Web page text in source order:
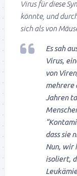
Virus für diese
könnte, und
sich als von
Es sah
Virus,
von
mehrere
Jahren
dass sie
Nun, wir
isoliert,